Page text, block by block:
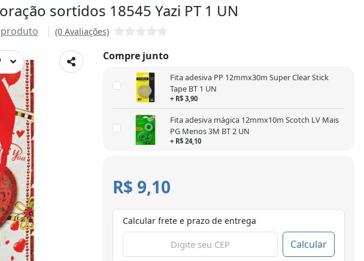
sortidos 18545 Yazi PT 1 UN
(0 Avaliações)
Compre junto
Fita adesiva PP 12mmx30m Super Clear Stick
Tape BT 1 UN
+ R$ 3,90
Fita adesiva mágica 12mmx10m Scotch LV Mais
PG Menos 3M BT 2 UN
+ R$ 24,10
R$ 9,10
Calcular frete e prazo de entrega
Calcular